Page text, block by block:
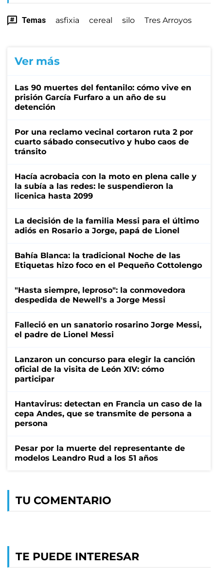
Temas asfixia cereal silo Tres Arroyos
Ver más
Las 90 muertes del fentanilo: cómo vive en
prisión García Furfaro a un año de su
detención
Por una reclamo vecinal cortaron ruta 2 por
cuarto sábado consecutivo y hubo caos de
tránsito
Hacía acrobacia con la moto en plena calle y
la subía a las redes: le suspendieron la
licenica hasta 2099
La decisión de la familia Messi para el último
adiós en Rosario a Jorge, papá de Lionel
Bahía Blanca: la tradicional Noche de las
Etiquetas hizo foco en el Pequeño Cottolengo
"Hasta siempre, leproso": la conmovedora
despedida de Newell's a Jorge Messi
Falleció en un sanatorio rosarino Jorge Messi,
el padre de Lionel Messi
Lanzaron un concurso para elegir la canción
oficial de la visita de León XIV: cómo
participar
Hantavirus: detectan en Francia un caso de la
cepa Andes, que se transmite de persona a
persona
Pesar por la muerte del representante de
modelos Leandro Rud a los 51 años
TU COMENTARIO
TE PUEDE INTERESAR